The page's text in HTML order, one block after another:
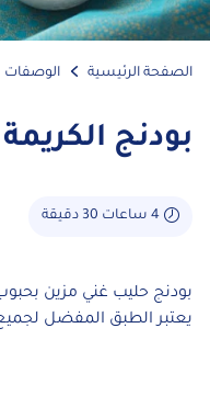
الصفحة الرئيسية الوصفات
بودنج
4 ساعات 30 دقيقة
بودنج حليب غني مزين
يعتبر الطبق المفضل لجميع